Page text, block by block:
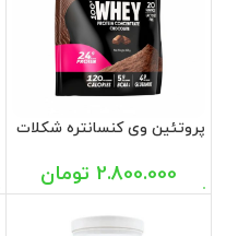
پروتئین وی کنسانتره شکلات
2.800.000 تومان